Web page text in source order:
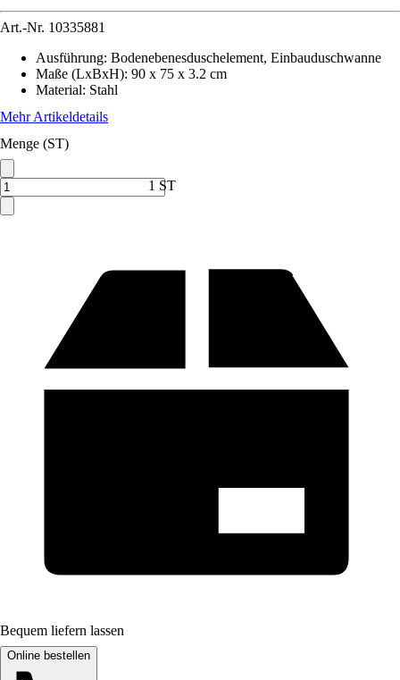
Art.-Nr. 10335881
Ausführung: Bodenebenesduschelement, Einbauduschwanne
Maße (LxBxH): 90 x 75 x 3.2 cm
Material: Stahl
Mehr Artikeldetails
Menge (ST)
1 ST
Bequem liefern lassen
Online bestellen